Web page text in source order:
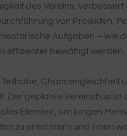
des Vereins, verbessert
von Projekten,
Aufgaben – wie
effizienter bewältigt werden.
Chancengleichheit
Der geplante Vereinsbus ist
Element, um jungen
zu erleichtern und ihnen